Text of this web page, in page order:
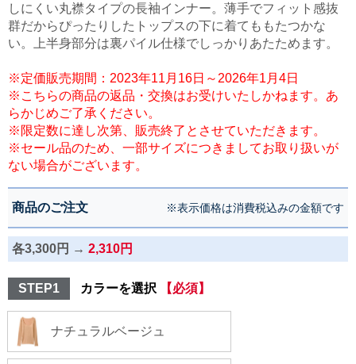
しにくい丸襟タイプの長袖インナー。薄手でフィット感抜
群だからぴったりしたトップスの下に着てももたつかな
い。上半身部分は裏パイル仕様でしっかりあたためます。
※定価販売期間：2023年11月16日～2026年1月4日
※こちらの商品の返品・交換はお受けいたしかねます。あ
らかじめご了承ください。
※限定数に達し次第、販売終了とさせていただきます。
※セール品のため、一部サイズにつきましてお取り扱いが
ない場合がございます。
商品のご注文 ※表示価格は消費税込みの金額です
各3,300円 → 2,310円
STEP1 カラーを選択 【必須】
ナチュラルベージュ